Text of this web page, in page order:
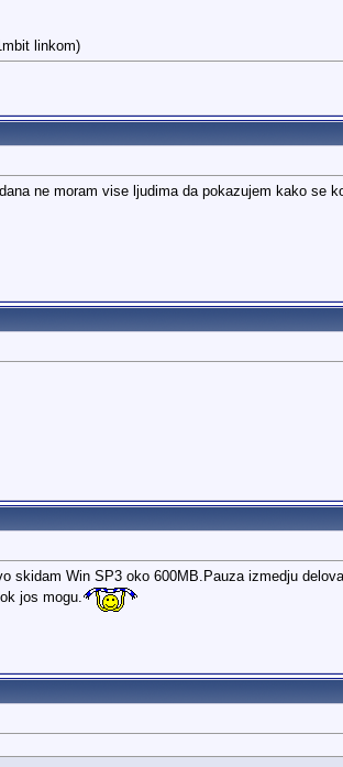
linkom)
ne moram vise ljudima da pokazujem kako se
skidam Win SP3 oko 600MB.Pauza izmedju
jos mogu.